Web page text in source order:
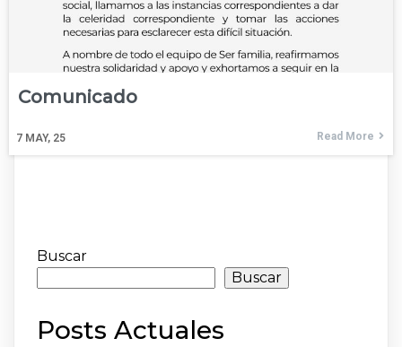
Comunicado
7 MAY, 25 Read More
Buscar
Buscar
Posts Actuales